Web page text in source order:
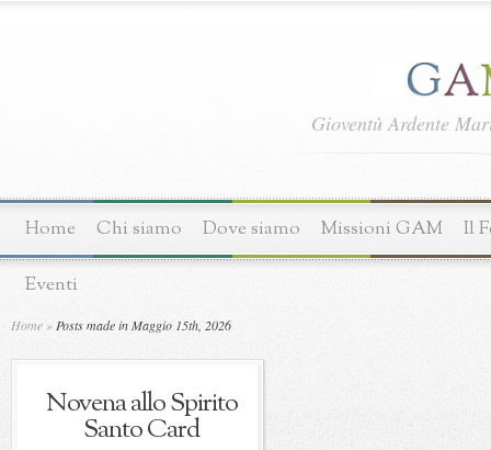
Gioventù Ardente
Home Chi siamo Dove siamo Missioni GAM Il
Eventi
Home » Posts made in Maggio 15th, 2026
Novena allo Spirito
Santo Card